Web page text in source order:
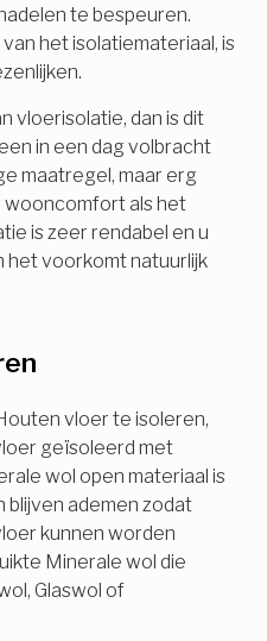
te bespeuren.
het isolatiemateriaal, is
vloerisolatie, dan is dit
in een dag volbracht
maatregel, maar erg
wooncomfort als het
is zeer rendabel en u
het voorkomt natuurlijk
vloer te isoleren,
geïsoleerd met
wol open materiaal is
blijven ademen zodat
kunnen worden
Minerale wol die
Glaswol of